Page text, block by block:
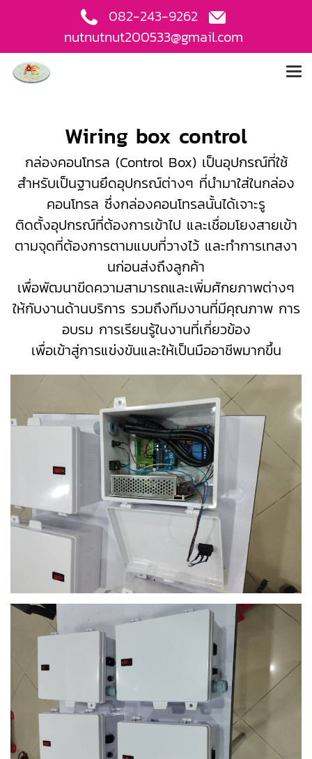
082-243-9262
nutnutnut200533@gmail.com
Wiring box control
กล่องคอนโทรล (Control Box) เป็นอุปกรณ์ที่ใช้
สำหรับเป็นฐานยึดอุปกรณ์ต่างๆ ที่นำมาใส่ในกล่อง
คอนโทรล ซึ่งกล่องคอนโทรลนั้นได้เจาะรู
ติดตั้งอุปกรณ์ที่ต้องการเข้าไป และเชื่อมโยงสายเข้า
ตามจุดที่ต้องการตามแบบที่วางไว้ และทำการเทสงา
นก่อนส่งถึงลูกค้า
เพื่อพัฒนาขีดความสามารถและเพิ่มศักยภาพต่างๆ
ให้กับงานด้านบริการ รวมถึงทีมงานที่มีคุณภาพ การ
อบรม การเรียนรู้ในงานที่เกี่ยวข้อง
เพื่อเข้าสู่การแข่งขันและให้เป็นมืออาชีพมากขึ้น